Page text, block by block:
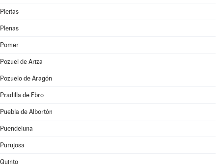
Pleitas
Plenas
Pomer
Pozuel de Ariza
Pozuelo de Aragón
Pradilla de Ebro
Puebla de Albortón
Puendeluna
Purujosa
Quinto